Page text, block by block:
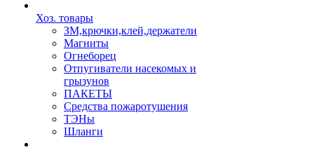
Хоз. товары
ЗМ,крючки,клей,держатели
Магниты
Огнеборец
Отпугиватели насекомых и
грызунов
ПАКЕТЫ
Средства пожаротушения
ТЭНы
Шланги